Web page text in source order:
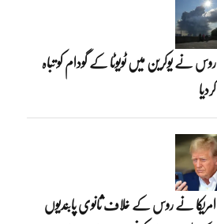
روس نے یوکرین میں ٹویوٹا کے گودام کو تباہ
کردیا
امریکا نے روس کے خلاف ثانوی پابندیوں